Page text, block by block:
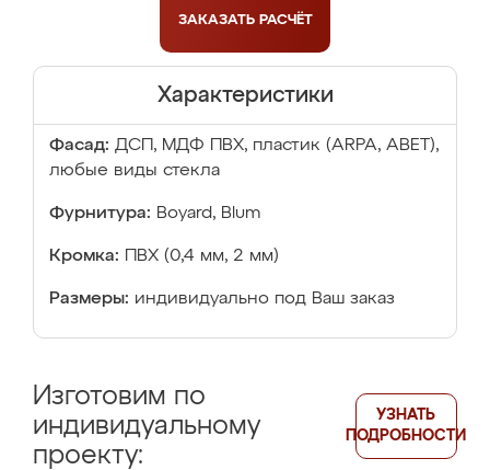
ЗАКАЗАТЬ РАСЧЁТ
Характеристики
Фасад: ДСП, МДФ ПВХ, пластик (ARPA, ABET),
любые виды стекла
Фурнитура: Boyard, Blum
Кромка: ПВХ (0,4 мм, 2 мм)
Размеры: индивидуально под Ваш заказ
Изготовим по
индивидуальному
проекту:
УЗНАТЬ
ПОДРОБНОСТИ